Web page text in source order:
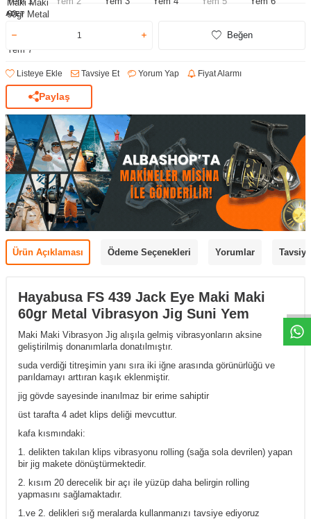
ADET
Beğen
Listeye Ekle Tavsiye Et Yorum Yap Fiyat Alarmı
Paylaş
Ürün Açıklaması Ödeme Seçenekleri Yorumlar
Hayabusa FS 439 Jack Eye Maki Maki
60gr Metal Vibrasyon Jig Suni Yem
Maki Maki Vibrasyon Jig alışıla gelmiş vibrasyonların aksine
geliştirilmiş donanımlarla donatılmıştır.
suda verdiği titreşimin yanı sıra iki iğne arasında görünürlüğü ve
parıldamayı arttıran kaşık eklenmiştir.
jig gövde sayesinde inanılmaz bir erime sahiptir
üst tarafta 4 adet klips deliği mevcuttur.
kafa kısmındaki:
1. delikten takılan klips vibrasyonu rolling (sağa sola devrilen) yapan
bir jig makete dönüştürmektedir.
2. kısım 20 derecelik bir açı ile yüzüp daha belirgin rolling
yapmasını sağlamaktadır.
1.ve 2. delikleri sığ meralarda kullanmanızı tavsiye ediyoruz